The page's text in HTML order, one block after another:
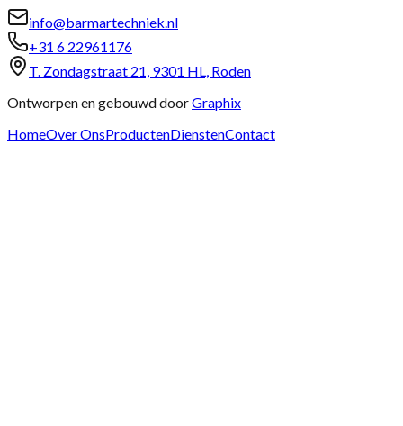
info@barmartechniek.nl
+31 6 22961176
T. Zondagstraat 21, 9301 HL, Roden
Ontworpen en gebouwd doorGraphix
HomeOver OnsProductenDienstenContact